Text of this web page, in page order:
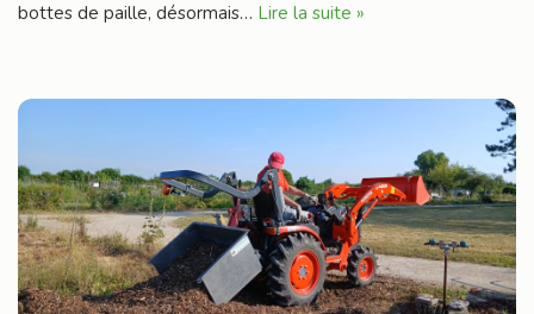
bottes de paille, désormais… Lire la suite »